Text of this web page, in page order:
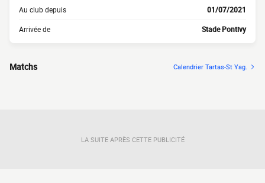
Au club depuis 01/07/2021
Arrivée de Stade Pontivy
Matchs Calendrier Tartas-St Yag.
LA SUITE APRÈS CETTE PUBLICITÉ